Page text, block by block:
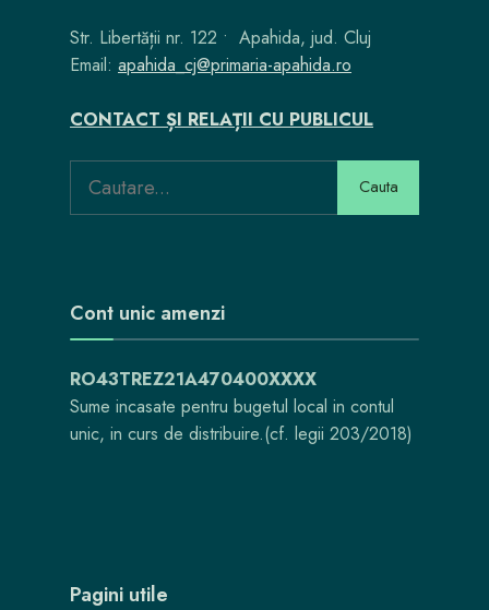
Str. Libertății nr. 122 • Apahida, jud. Cluj
Email: apahida_cj@primaria-apahida.ro
CONTACT ȘI RELAȚII CU PUBLICUL
for:
Cauta
Cont unic amenzi
RO43TREZ21A470400XXXX
Sume incasate pentru bugetul local in contul
unic, in curs de distribuire.(cf. legii 203/2018)
Pagini utile